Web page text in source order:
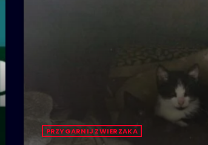
PRZYGARNIJ ZWIERZAKA